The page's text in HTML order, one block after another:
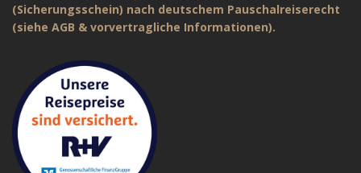
(Sicherungsschein) nach deutschem Pauschalreiserecht
(siehe AGB & vorvertragliche Informationen).